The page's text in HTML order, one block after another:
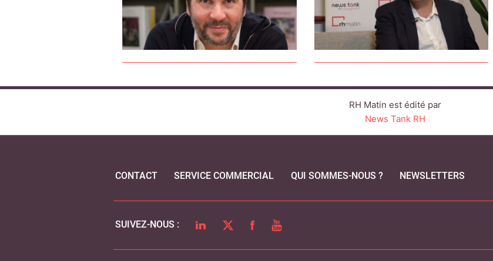
RH Matin est édité par
News Tank RH
CONTACT SERVICE COMMERCIAL QUI SOMMES-NOUS ? NEWSLETTERS
SUIVEZ-NOUS : LINKEDINTWITTERFACEBOOK
YOUTUBE